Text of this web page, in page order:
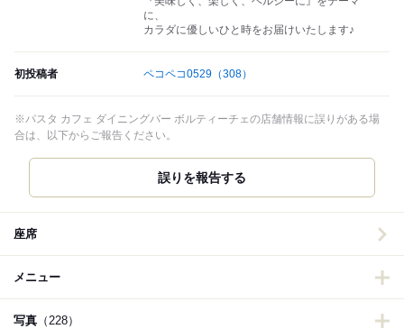
に、
カラダに優しいひと時をお届けいたします♪
初投稿者 ペコペコ0529 （308）
※パスタ カフェ ダイニングバー ボルティーチェの店舗情報に誤りがある場
合は、以下からご報告ください。
誤りを報告する
座席
メニュー
写真 （228）